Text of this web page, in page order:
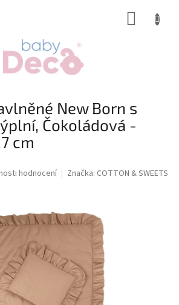
New Born s
Čokoládová -
cm
hodnocení Značka: COTTON & SWEETS